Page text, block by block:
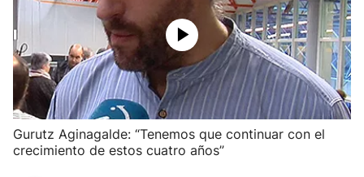
Herri-kirolak
Balonmano
Kirolak 360
Gurutz Aginagalde: “Tenemos que continuar con el
crecimiento de estos cuatro años”